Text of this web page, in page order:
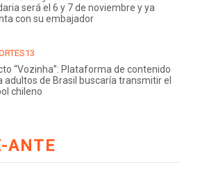
será el 6 y 7 de noviembre y ya
con su embajador
“Vozinha”: Plataforma de contenido
adultos de Brasil buscaría transmitir el
chileno
ANTE